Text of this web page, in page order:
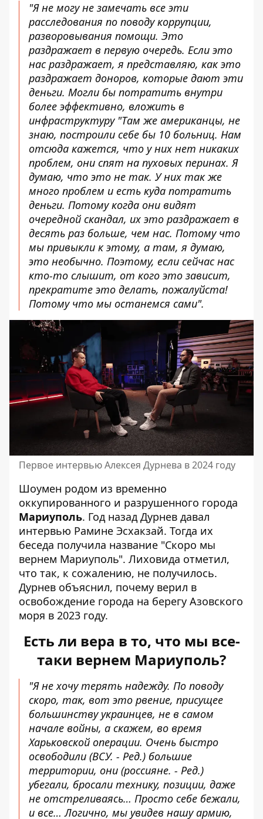
"Я не могу не замечать все эти
расследования по поводу коррупции,
разворовывания помощи. Это
раздражает в первую очередь. Если это
нас раздражает, я представляю, как это
раздражает доноров, которые дают эти
деньги. Могли бы потратить внутри
более эффективно, вложить в
инфраструктуру "Там же американцы, не
знаю, построили себе бы 10 больниц. Нам
отсюда кажется, что у них нет никаких
проблем, они спят на пуховых перинах. Я
думаю, что это не так. У них так же
много проблем и есть куда потратить
деньги. Потому когда они видят
очередной скандал, их это раздражает в
десять раз больше, чем нас. Потому что
мы привыкли к этому, а там, я думаю,
это необычно. Поэтому, если сейчас нас
кто-то слышит, от кого это зависит,
прекратите это делать, пожалуйста!
Потому что мы останемся сами".
Первое интервью Алексея Дурнева в 2024 году
Шоумен родом из временно
оккупированного и разрушенного города
Мариуполь. Год назад Дурнев давал
интервью Рамине Эсхакзай. Тогда их
беседа получила название "Скоро мы
вернем Мариуполь". Лиховида отметил,
что так, к сожалению, не получилось.
Дурнев объяснил, почему верил в
освобождение города на берегу Азовского
моря в 2023 году.
Есть ли вера в то, что мы все-
таки вернем Мариуполь?
"Я не хочу терять надежду. По поводу
скоро, так, вот это рвение, присущее
большинству украинцев, не в самом
начале войны, а скажем, во время
Харьковской операции. Очень быстро
освободили (ВСУ. - Ред.) большие
территории, они (россияне. - Ред.)
убегали, бросали технику, позиции, даже
не отстреливаясь… Просто себе бежали,
и все… Логично, мы увидев нашу армию,